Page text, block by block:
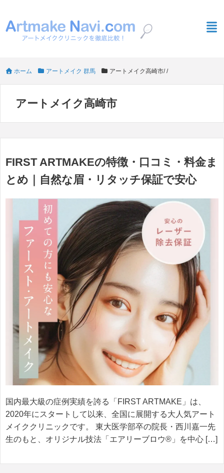
ホーム /
アートメイク 群馬 /
アートメイク高崎市
アートメイク高崎市
FIRST ARTMAKEの特徴・口コミ・料金ま
とめ｜自然な眉・リタッチ保証で安心
国内最大級の症例実績を誇る「FIRST ARTMAKE」は、
2020年にスタートして以来、全国に展開する大人気アート
メイククリニックです。 東大医学部卒の院長・西川嘉一先
生のもと、オリジナル技法「エアリーブロウ®」を中心 […]